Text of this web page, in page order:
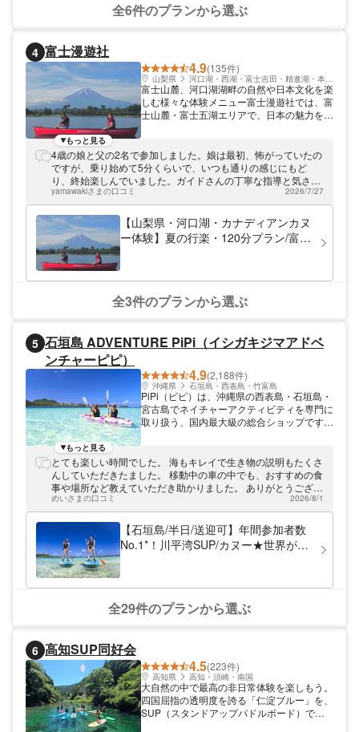
全6件のプランから選ぶ
4 富士漫遊社
4.9(135件)
山梨県 河口湖・西湖・富士吉田・精進湖・本栖湖
富士山麓、河口湖湖畔の自然や日本文化を楽
しむ様々な体験メニュー富士漫遊社では、富
士山麓・富士五湖エリアで、日本の魅力をよ
リング・登山・青木ヶ原樹海＆洞窟探検など
のアウトドア・自然体験のほか、着物着付け
や茶道体験などの日本文化体験メニューも開
催。皆様の楽しい思い出作りを全力でお手伝
いいたします！
もっと見る
4歳の娘と父の2名で参加しました。娘は最初、怖がっていたの
ですが、乗り始めて5分くらいで、いつも通りの感じにもど
り、終始楽しんでいました。ガイドさんの丁寧な指導と気さく
なトークのおかげです。また参加したいです。
yamawakiさまの口コミ 2026/7/27
【山梨県・河口湖・カナディアンカヌ
ー体験】夏の行楽・120分プラン/富士
全3件のプランから選ぶ
5 石垣島 ADVENTURE PiPi（イシガキジマアドベ
ンチャーピピ）
4.9(2,188件)
沖縄県 石垣島・西表島・竹富島
PiPi（ピピ）は、沖縄県の西表島・石垣島・
宮古島でネイチャーアクティビティを専門に
取り扱う、国内最大級の総合ショップです。
おいて、全国No.1を獲得！ 日本で最も多く
のゲストに選ばれている大人気店です。 ★
沖縄県内3％の最高水準の安全性★ 沖縄県公
安委員会から「安全対策優良海域レジャー提
供業者（マル優）」に指定されている数少な
い認定店です。県内でもわずか3％の事業者
しか持っていない厳しい安全基準をクリアし
ています。 ガイド全員が「水難救助員資
しんでいただけます。 ★豊富なツアーと柔
軟なスケジュール★ 早朝から夜まで、各島
で数十種類のツアーをご用意。2時間ほどの
が見つかりますので、迷った際はお気軽にご
相談ください。 ★必要なものはすべてツア
ー料金込み ・ 高画質写真データ（当日お渡
し） ・ レンタル用品一式 ・ 更衣室/シャワ
ー ・ ホテル送迎 ・ 人気飲食店などで使える
もっと見る
とても楽しい時間でした。 海もキレイで生き物の説明もたくさ
んしていただきたました。 移動中の車の中でも、おすすめの食
事や場所など教えていただき助かりました。 ありがとうござい
ました。
めいさまの口コミ 2026/8/1
【石垣島/半日/送迎可】年間参加者数
No.1*！川平湾SUP/カヌー★世界が誇
全29件のプランから選ぶ
6 高知SUP同好会
4.5(223件)
高知県 高知・須崎・南国
大自然の中で最高の非日常体験を楽しもう。
四国屈指の透明度を誇る「仁淀ブルー」を、
SUP（スタンドアップパドルボード）で体